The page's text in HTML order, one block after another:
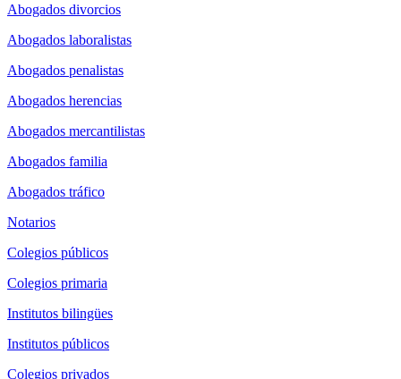
Abogados divorcios
Abogados laboralistas
Abogados penalistas
Abogados herencias
Abogados mercantilistas
Abogados familia
Abogados tráfico
Notarios
Colegios públicos
Colegios primaria
Institutos bilingües
Institutos públicos
Colegios privados